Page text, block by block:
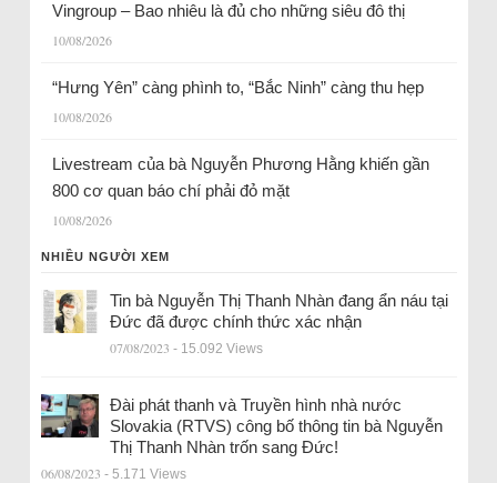
Vingroup – Bao nhiêu là đủ cho những siêu đô thị
10/08/2026
“Hưng Yên” càng phình to, “Bắc Ninh” càng thu hẹp
10/08/2026
Livestream của bà Nguyễn Phương Hằng khiến gần
800 cơ quan báo chí phải đỏ mặt
10/08/2026
NHIỀU NGƯỜI XEM
Tin bà Nguyễn Thị Thanh Nhàn đang ẩn náu tại
Đức đã được chính thức xác nhận
07/08/2023 - 15.092 Views
Đài phát thanh và Truyền hình nhà nước
Slovakia (RTVS) công bố thông tin bà Nguyễn
Thị Thanh Nhàn trốn sang Đức!
06/08/2023 - 5.171 Views